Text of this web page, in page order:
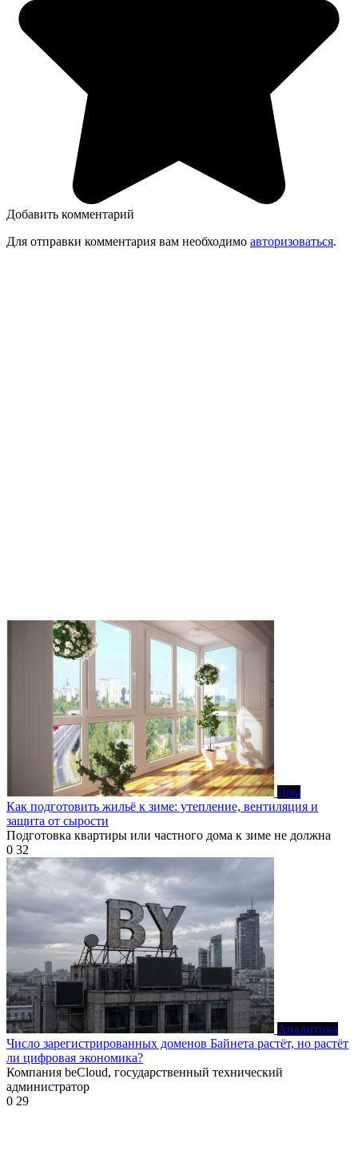
Добавить комментарий
Для отправки комментария вам необходимо авторизоваться.
Дом
Как подготовить жильё к зиме: утепление, вентиляция и
защита от сырости
Подготовка квартиры или частного дома к зиме не должна
0 32
Аналитика
Число зарегистрированных доменов Байнета растёт, но растёт
ли цифровая экономика?
Компания beCloud, государственный технический
администратор
0 29